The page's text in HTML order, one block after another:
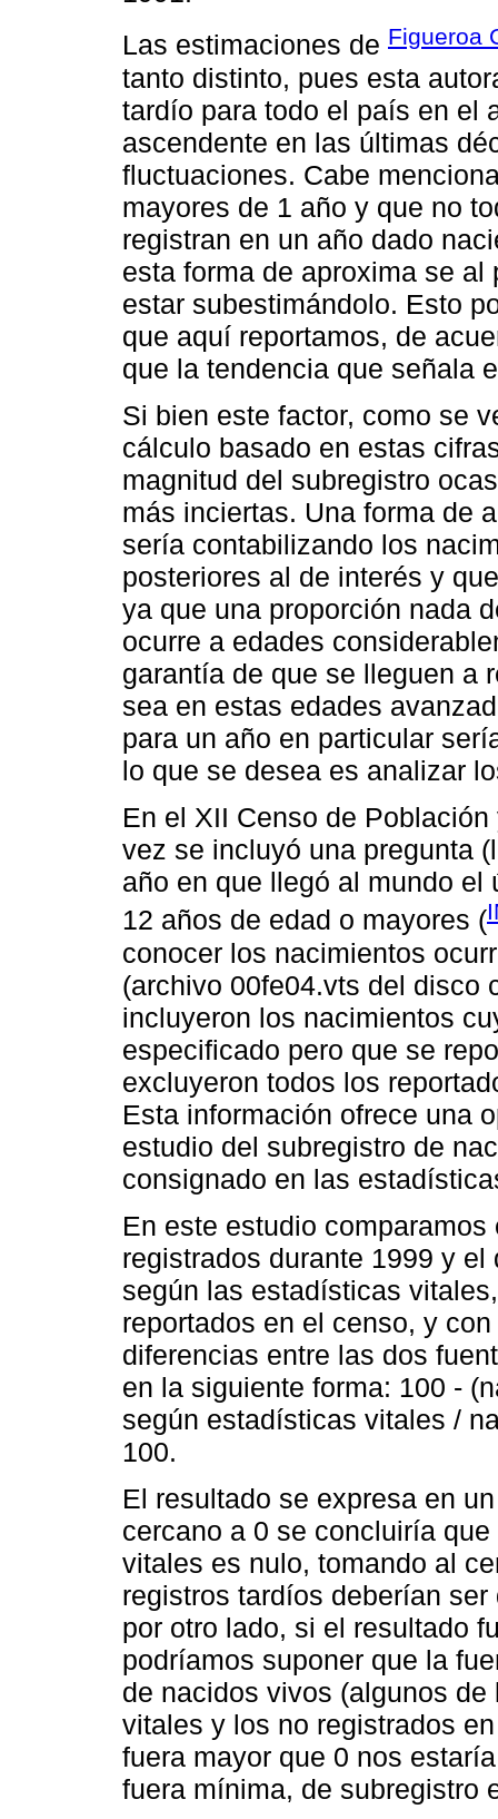
Las estimaciones de Figueroa
tanto distinto, pues esta
tardío para todo el país en el
ascendente en las últimas
fluctuaciones. Cabe
mayores de 1 año y que no
registran en un año dado
esta forma de aproxima se
estar subestimándolo. Esto
que aquí reportamos, de
que la tendencia que señala
Si bien este factor, como se
cálculo basado en estas
magnitud del subregistro
más inciertas. Una forma de
sería contabilizando los
posteriores al de interés y
ya que una proporción nada
ocurre a edades
garantía de que se lleguen a
sea en estas edades
para un año en particular
lo que se desea es analizar
En el XII Censo de
vez se incluyó una pregunta
año en que llegó al mundo
12 años de edad o mayores (
conocer los nacimientos
(archivo 00fe04.vts del disco
incluyeron los nacimientos
especificado pero que se
excluyeron todos los
Esta información ofrece una
estudio del subregistro de
consignado en las
En este estudio
registrados durante 1999 y
según las estadísticas
reportados en el censo, y
diferencias entre las dos
en la siguiente forma: 100 -
según estadísticas vitales /
100.
El resultado se expresa en
cercano a 0 se concluiría
vitales es nulo, tomando al
registros tardíos deberían
por otro lado, si el resultado
podríamos suponer que la
de nacidos vivos (algunos
vitales y los no registrados
fuera mayor que 0 nos
fuera mínima, de subregistro